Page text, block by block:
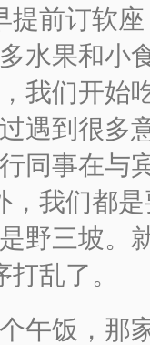
提前订软
水果和小
我们开始
遇到很多
同事在与
，我们都
野三坡。
打乱了。
午饭，那